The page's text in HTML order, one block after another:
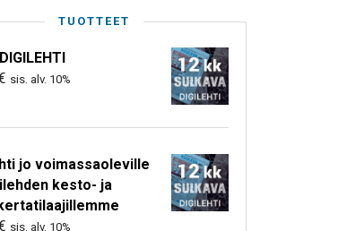
TUOTTEET
sis. alv. 10%
jo voimassaoleville
kesto- ja
sis. alv. 10%